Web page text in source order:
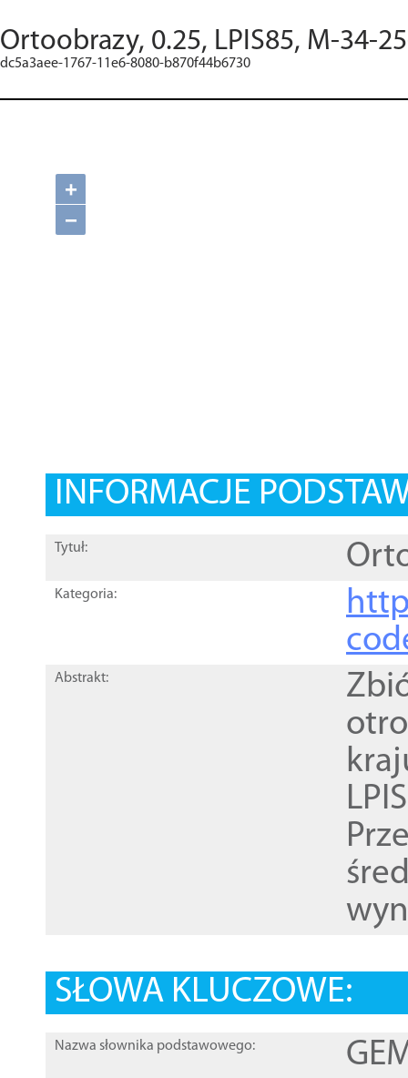
Ortoobrazy, 0.25, LPIS85, M-34-
dc5a3aee-1767-11e6-8080-b870f44b6730
+
−
INFORMACJE
Tytuł:
Kategoria:
Abstrakt:
SŁOWA KLUCZOWE:
Nazwa słownika podstawowego: